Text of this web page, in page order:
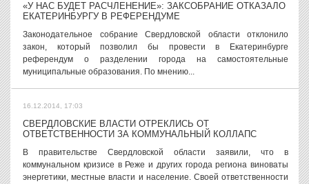
«У НАС БУДЕТ РАСЧЛЕНЕНИЕ»: ЗАКСОБРАНИЕ ОТКАЗАЛО
ЕКАТЕРИНБУРГУ В РЕФЕРЕНДУМЕ
Законодательное собрание Свердловской области отклонило
закон, который позволил бы провести в Екатеринбурге
референдум о разделении города на самостоятельные
муниципальные образования. По мнению...
16.12.2014, 17:03
СВЕРДЛОВСКИЕ ВЛАСТИ ОТРЕКЛИСЬ ОТ
ОТВЕТСТВЕННОСТИ ЗА КОММУНАЛЬНЫЙ КОЛЛАПС
В правительстве Свердловской области заявили, что в
коммунальном кризисе в Реже и других города региона виноваты
энергетики, местные власти и население. Своей ответственности